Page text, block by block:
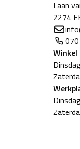
Laan
2274
Winkel